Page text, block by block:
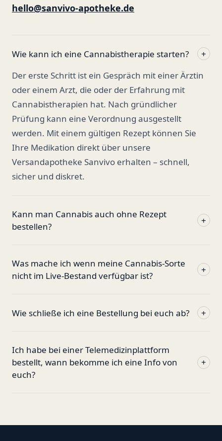
hello@sanvivo-apotheke.de
Wie kann ich eine Cannabistherapie starten?
+
Der erste Schritt ist ein Gespräch mit einer Ärztin
oder einem Arzt, die oder der Erfahrung mit
Cannabistherapien hat. Nach gründlicher
Prüfung kann eine Verordnung ausgestellt
werden. Mit einem gültigen Rezept können Sie
Ihre Medikation direkt über unsere
Versandapotheke Sanvivo erhalten – schnell,
sicher und diskret.
Kann man Cannabis auch ohne Rezept
bestellen?
+
Was mache ich wenn meine Cannabis-Sorte
nicht im Live-Bestand verfügbar ist?
+
Wie schließe ich eine Bestellung bei euch ab? +
Ich habe bei einer Telemedizinplattform
bestellt, wann bekomme ich eine Info von
euch?
+